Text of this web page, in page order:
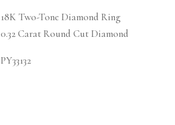
18K Two-Tone Diamond Ring
0.32 Carat Round Cut Diamond
PY33132